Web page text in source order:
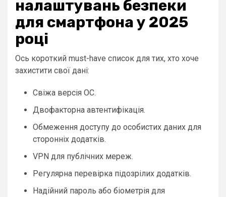
налаштувань безпеки
для смартфона у 2025
році
Ось короткий must-have список для тих, хто хоче
захистити свої дані:
Свіжа версія ОС.
Двофакторна автентифікація.
Обмеження доступу до особистих даних для
сторонніх додатків.
VPN для публічних мереж.
Регулярна перевірка підозрілих додатків.
Надійний пароль або біометрія для